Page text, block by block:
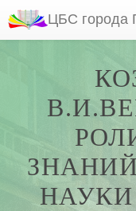
ЦБС города